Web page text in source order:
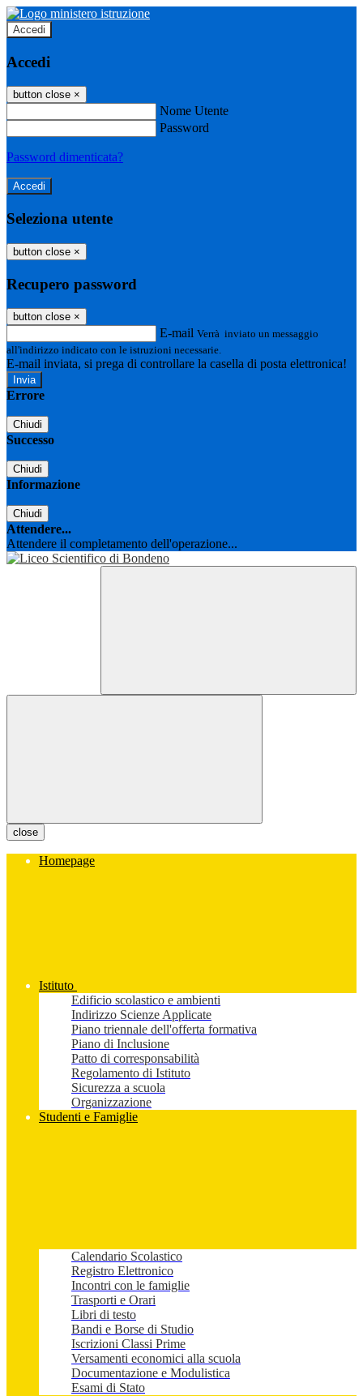
Accedi
Accedi
button close ×
Nome Utente
Password
Password dimenticata?
Seleziona utente
button close ×
Recupero password
button close ×
E-mail Verrà inviato un messaggio
all'indirizzo indicato con le istruzioni necessarie.
E-mail inviata, si prega di controllare la casella di posta elettronica!
Errore
Chiudi
Successo
Chiudi
Informazione
Chiudi
Attendere...
Attendere il completamento dell'operazione...
close
Homepage
Istituto
Edificio scolastico e ambienti
Indirizzo Scienze Applicate
Piano triennale dell'offerta formativa
Piano di Inclusione
Patto di corresponsabilità
Regolamento di Istituto
Sicurezza a scuola
Organizzazione
Studenti e Famiglie
Calendario Scolastico
Registro Elettronico
Incontri con le famiglie
Trasporti e Orari
Libri di testo
Bandi e Borse di Studio
Iscrizioni Classi Prime
Versamenti economici alla scuola
Documentazione e Modulistica
Esami di Stato